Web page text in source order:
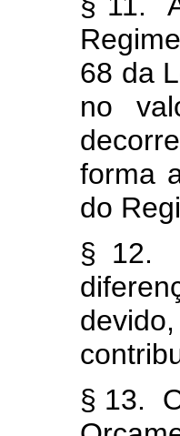
68 da
no
forma
do
§ 12.
§ 13.